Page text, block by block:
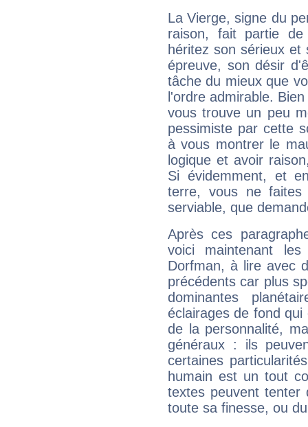
La Vierge, signe du
raison, fait partie
héritez son sérieux
épreuve, son désir
tâche du mieux que
l'ordre admirable.
vous trouve un peu
pessimiste par cette
à vous montrer le
logique et avoir
Si évidemment, et
terre, vous ne
serviable, que
Après ces
voici maintenant
Dorfman, à lire avec
précédents car plus
dominantes
éclairages de fond
de la personnalité,
généraux : ils
certaines
humain est un tout
textes peuvent tenter
toute sa finesse, ou